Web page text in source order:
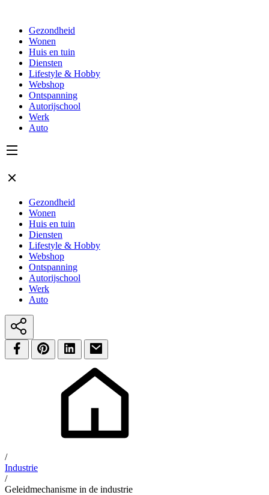
Gezondheid
Wonen
Huis en tuin
Diensten
Lifestyle & Hobby
Webshop
Ontspanning
Autorijschool
Werk
Auto
Gezondheid
Wonen
Huis en tuin
Diensten
Lifestyle & Hobby
Webshop
Ontspanning
Autorijschool
Werk
Auto
/
Industrie
/
Geleidmechanisme in de industrie